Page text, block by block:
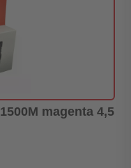
magenta 4,5